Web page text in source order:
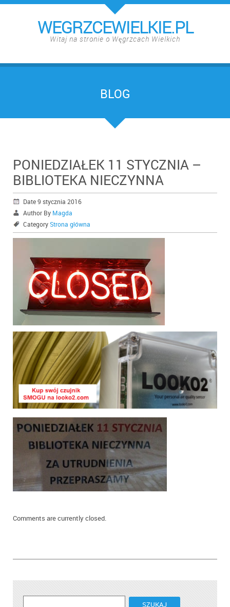
WEGRZCEWIELKIE.PL
Witaj na stronie o Węgrzcach Wielkich
BLOG
PONIEDZIAŁEK 11 STYCZNIA –
BIBLIOTEKA NIECZYNNA
Date 9 stycznia 2016
Author By Magda
CategoryStrona główna
Comments are currently closed.